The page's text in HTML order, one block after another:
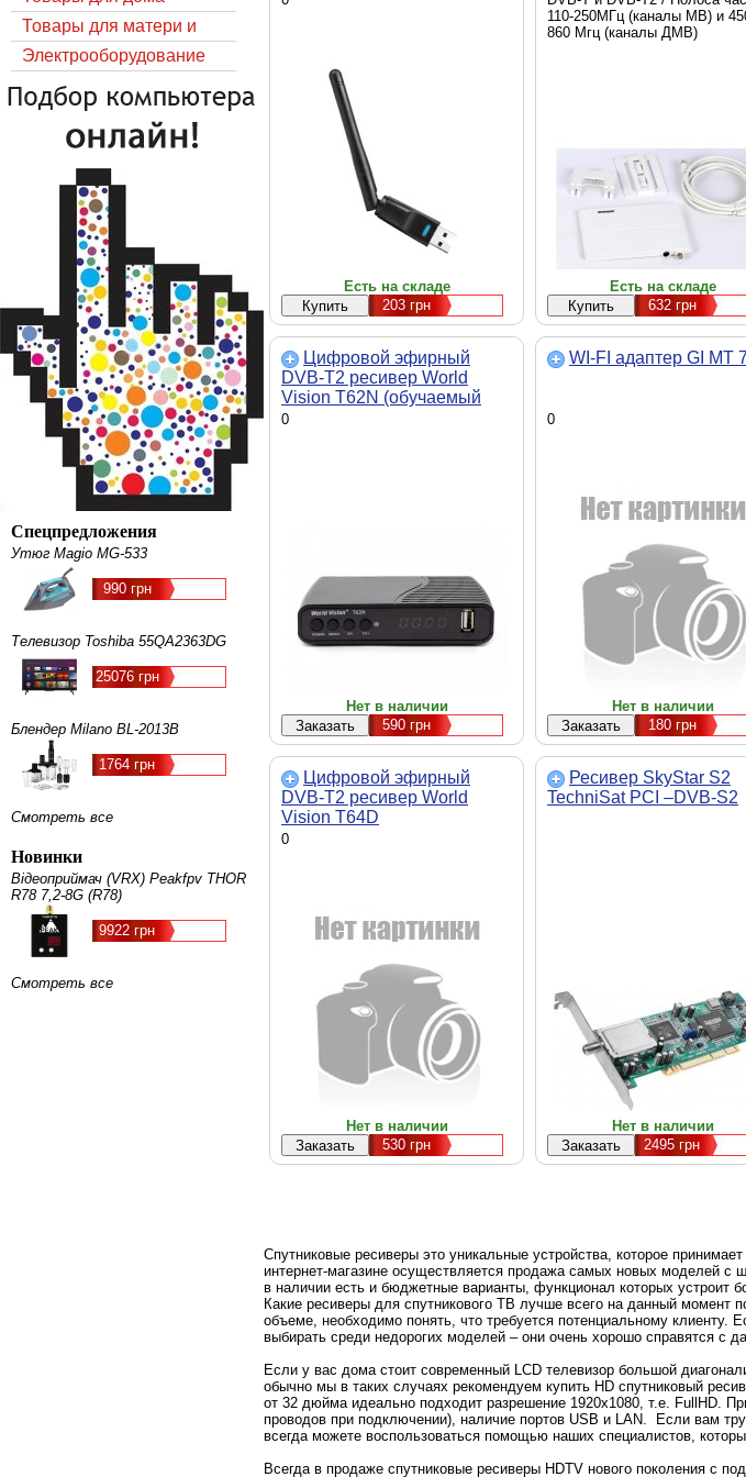
Товары для матери и
ребёнка
Электрооборудование
Спецпредложения
Утюг Magio MG-533
990 грн
Телевизор Toshiba 55QA2363DG
25076 грн
Блендер Milano BL-2013B
1764 грн
Смотреть все
Новинки
Відеоприймач (VRX) Peakfpv THOR
R78 7,2-8G (R78)
9922 грн
Смотреть все
Есть на складе
203грн
110-250МГц (каналы МВ) и
860 Мгц (каналы ДМВ)
Есть на складе
632грн
Цифровой эфирный
DVB-T2 ресивер World
Vision T62N (обучаемый
пульт)
0
Нет в наличии
590грн
WI-FI адаптер GI MT
0
Нет в наличии
180грн
Цифровой эфирный
DVB-T2 ресивер World
Vision T64D
0
Нет в наличии
530грн
Ресивер SkyStar S2
TechniSat PCI –DVB-S2
Нет в наличии
2495 грн
Спутниковые ресиверы это уникальные устройства, которое
интернет-магазине осуществляется продажа самых новых моделей
в наличии есть и бюджетные варианты, функционал которых устроит
Какие ресиверы для спутникового ТВ лучше всего на данный момент
объеме, необходимо понять, что требуется потенциальному
выбирать среди недорогих моделей – они очень хорошо справятся с
Если у вас дома стоит современный LCD телевизор большой
обычно мы в таких случаях рекомендуем купить HD спутниковый
от 32 дюйма идеально подходит разрешение 1920х1080, т.е. FullHD.
проводов при подключении), наличие портов USB и LAN. Если вам
всегда можете воспользоваться помощью наших специалистов,
Всегда в продаже спутниковые ресиверы HDTV нового поколения с